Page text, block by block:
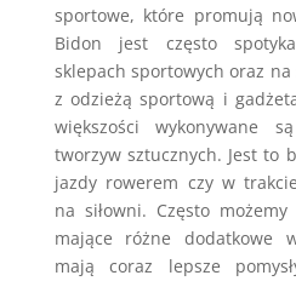
sportowe, które promują
Bidon jest często
sklepach sportowych oraz
z odzieżą sportową i
większości wykonywane
tworzyw sztucznych. Jest to
jazdy rowerem czy w
na siłowni. Często
mające różne dodatkowe
mają coraz lepsze